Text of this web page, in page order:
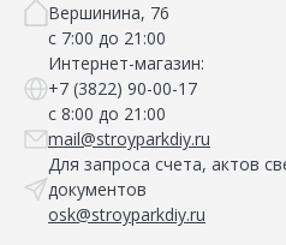
Вершинина, 76
с 7:00 до 21:00
Интернет-магазин:
+7 (3822) 90-00-17
с 8:00 до 21:00
mail@stroyparkdiy.ru
Для запроса счета, актов
документов
osk@stroyparkdiy.ru